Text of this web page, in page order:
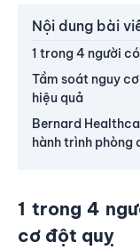
Nội dung bài
1 trong 4 người
Tầm soát nguy
hiệu quả
Bernard
hành trình phòng
1 trong 4
cơ đột quỵ